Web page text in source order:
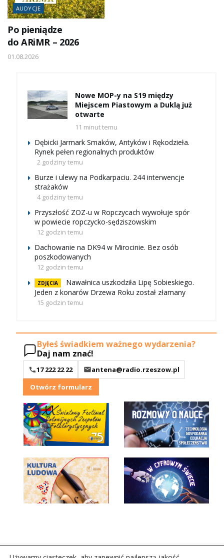
AUDYCJE
Po pieniądze
do ARiMR – 2026
01.08.2026
Nowe MOP-y na S19 między
Miejscem Piastowym a Duklą już
otwarte
11 minut temu
Dębicki Jarmark Smaków, Antyków i Rękodzieła.
Rynek pełen regionalnych produktów
2 godziny temu
Burze i ulewy na Podkarpaciu. 244 interwencje
strażaków
4 godziny temu
Przyszłość ZOZ-u w Ropczycach wywołuje spór
w powiecie ropczycko-sędziszowskim
12 godzin temu
Dachowanie na DK94 w Mirocinie. Bez osób
poszkodowanych
12 godzin temu
ZDJĘCIA
Nawałnica uszkodziła Lipę Sobieskiego.
Jeden z konarów Drzewa Roku został złamany
15 godzin temu
Byłeś świadkiem ważnego wydarzenia?
Daj nam znać!
17 222 22 22
antena@radio.rzeszow.pl
Otwórz formularz